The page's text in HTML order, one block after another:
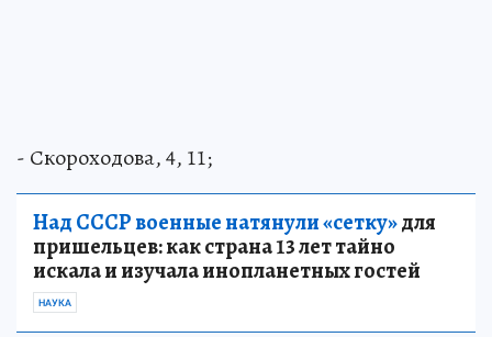
- Скороходова, 4, 11;
Над СССР военные натянули «сетку»для
пришельцев: как страна 13 лет тайно
искала и изучала инопланетных гостей
НАУКА